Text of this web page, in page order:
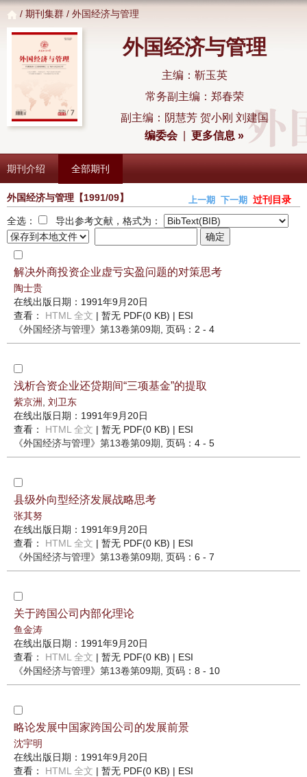
/ 期刊集群 / 外国经济与管理
外国经济与管理
主编：靳玉英
常务副主编：郑春荣
副主编：阴慧芳 贺小刚 刘建国
编委会|更多信息 »
期刊介绍 全部期刊
外国经济与管理 【1991/09】 上一期 下一期
过刊目录
全选：
导出参考文献，格式为：
解决外商投资企业虚亏实盈问题的对策思考
陶士贵
在线出版日期：1991年9月20日
查看： HTML 全文 | 暂无 PDF(0 KB) | ESI
《外国经济与管理》 第13卷第09期 , 页码：2 - 4
浅析合资企业还贷期间“三项基金”的提取
紫京洲
刘卫东
在线出版日期：1991年9月20日
查看： HTML 全文 | 暂无 PDF(0 KB) | ESI
《外国经济与管理》 第13卷第09期 , 页码：4 - 5
县级外向型经济发展战略思考
张其努
在线出版日期：1991年9月20日
查看： HTML 全文 | 暂无 PDF(0 KB) | ESI
《外国经济与管理》 第13卷第09期 , 页码：6 - 7
关于跨国公司内部化理论
鱼金涛
在线出版日期：1991年9月20日
查看： HTML 全文 | 暂无 PDF(0 KB) | ESI
《外国经济与管理》 第13卷第09期 , 页码：8 - 10
略论发展中国家跨国公司的发展前景
沈宇明
在线出版日期：1991年9月20日
查看： HTML 全文 | 暂无 PDF(0 KB) | ESI